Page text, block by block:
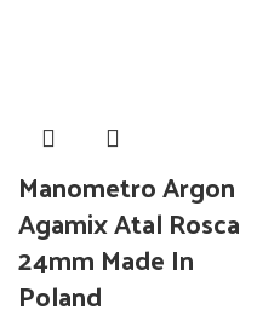
Manometro Argon
Agamix Atal Rosca
24mm Made In
Poland